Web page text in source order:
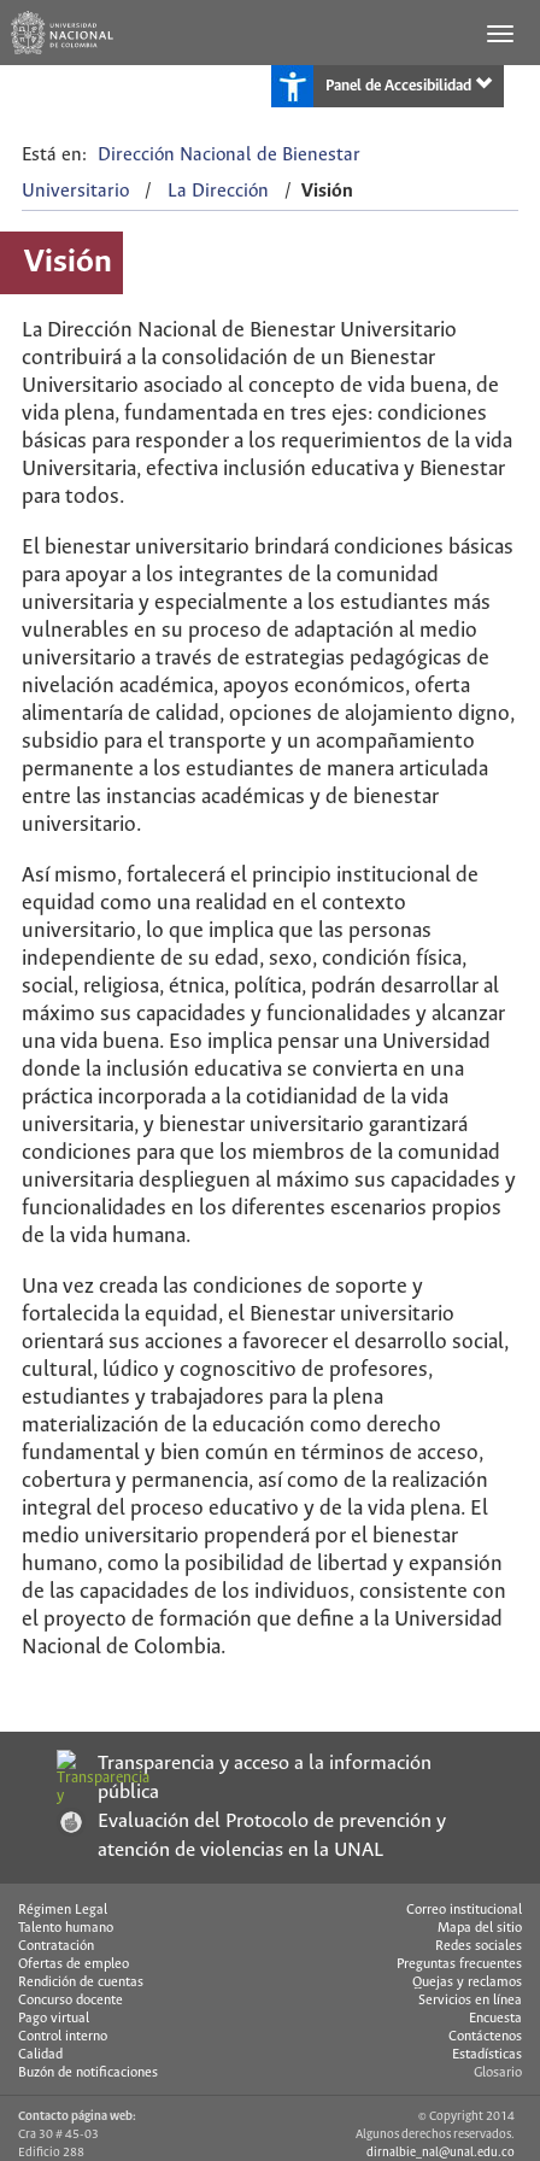
Panel de Accesibilidad
Está en:
Dirección Nacional de Bienestar
Universitario
/ La Dirección /Visión
Visión
La Dirección Nacional de Bienestar Universitario
contribuirá a la consolidación de un Bienestar
Universitario asociado al concepto de vida buena, de
vida plena, fundamentada en tres ejes: condiciones
básicas para responder a los requerimientos de la vida
Universitaria, efectiva inclusión educativa y Bienestar
para todos.
El bienestar universitario brindará condiciones básicas
para apoyar a los integrantes de la comunidad
universitaria y especialmente a los estudiantes más
vulnerables en su proceso de adaptación al medio
universitario a través de estrategias pedagógicas de
nivelación académica, apoyos económicos, oferta
alimentaría de calidad, opciones de alojamiento digno,
subsidio para el transporte y un acompañamiento
permanente a los estudiantes de manera articulada
entre las instancias académicas y de bienestar
universitario.
Así mismo, fortalecerá el principio institucional de
equidad como una realidad en el contexto
universitario, lo que implica que las personas
independiente de su edad, sexo, condición física,
social, religiosa, étnica, política, podrán desarrollar al
máximo sus capacidades y funcionalidades y alcanzar
una vida buena. Eso implica pensar una Universidad
donde la inclusión educativa se convierta en una
práctica incorporada a la cotidianidad de la vida
universitaria, y bienestar universitario garantizará
condiciones para que los miembros de la comunidad
universitaria desplieguen al máximo sus capacidades y
funcionalidades en los diferentes escenarios propios
de la vida humana.
Una vez creada las condiciones de soporte y
fortalecida la equidad, el Bienestar universitario
orientará sus acciones a favorecer el desarrollo social,
cultural, lúdico y cognoscitivo de profesores,
estudiantes y trabajadores para la plena
materialización de la educación como derecho
fundamental y bien común en términos de acceso,
cobertura y permanencia, así como de la realización
integral del proceso educativo y de la vida plena. El
medio universitario propenderá por el bienestar
humano, como la posibilidad de libertad y expansión
de las capacidades de los individuos, consistente con
el proyecto de formación que define a la Universidad
Nacional de Colombia.
Transparencia y acceso a la información
pública
Evaluación del Protocolo de prevención y
atención de violencias en la UNAL
Régimen Legal
Talento humano
Contratación
Ofertas de empleo
Rendición de cuentas
Concurso docente
Pago virtual
Control interno
Calidad
Buzón de notificaciones
Correo institucional
Mapa del sitio
Redes sociales
Preguntas frecuentes
Quejas y reclamos
Servicios en línea
Encuesta
Contáctenos
Estadísticas
Glosario
Contacto página web:
Cra 30 # 45-03
Edificio 288
© Copyright 2014
Algunos derechos reservados.
dirnalbie_nal@unal.edu.co